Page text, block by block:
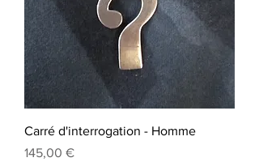
Carré d'interrogation - Homme
Prix
145,00 €